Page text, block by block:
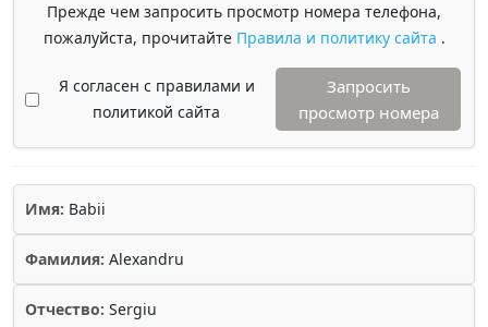
Прежде чем запросить просмотр номера телефона,
пожалуйста, прочитайте Правила и политику сайта .
Я согласен с правилами и
политикой сайта
Запросить
просмотр номера
Имя: Babii
Фамилия: Alexandru
Отчество: Sergiu